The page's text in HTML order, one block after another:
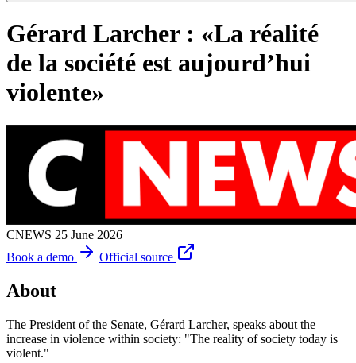
Gérard Larcher : «La réalité
de la société est aujourd’hui
violente»
CNEWS 25 June 2026
Book a demo
Official source
About
The President of the Senate, Gérard Larcher, speaks about the
increase in violence within society: "The reality of society today is
violent."